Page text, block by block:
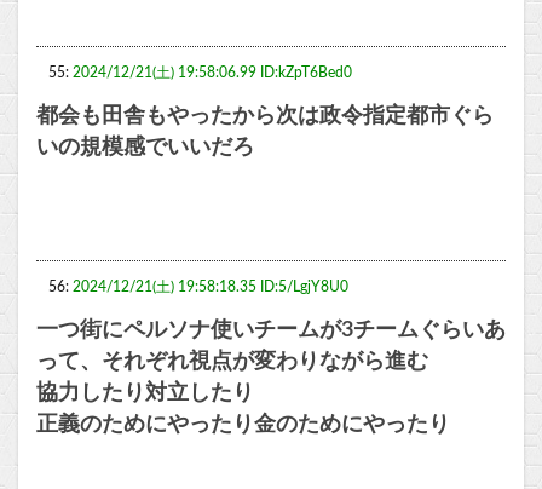
55: 2024/12/21(土) 19:58:06.99 ID:kZpT6Bed0
都会も田舎もやったから次は政令指定都市ぐら
いの規模感でいいだろ
56: 2024/12/21(土) 19:58:18.35 ID:5/LgjY8U0
一つ街にペルソナ使いチームが3チームぐらいあ
って、それぞれ視点が変わりながら進む
協力したり対立したり
正義のためにやったり金のためにやったり